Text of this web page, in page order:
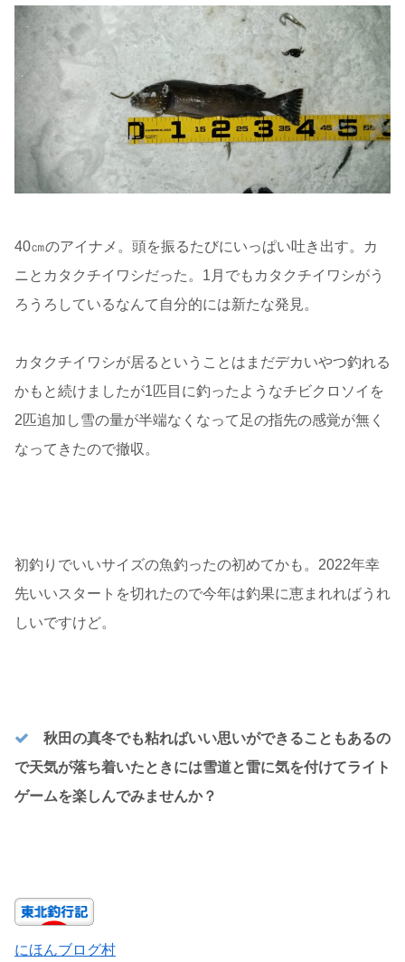
40㎝のアイナメ。頭を振るたびにいっぱい吐き出す。カ
ニとカタクチイワシだった。1月でもカタクチイワシがう
ろうろしているなんて自分的には新たな発見。
カタクチイワシが居るということはまだデカいやつ釣れる
かもと続けましたが1匹目に釣ったようなチビクロソイを
2匹追加し雪の量が半端なくなって足の指先の感覚が無く
なってきたので撤収。
初釣りでいいサイズの魚釣ったの初めてかも。2022年幸
先いいスタートを切れたので今年は釣果に恵まれればうれ
しいですけど。
秋田の真冬でも粘ればいい思いができることもあるの
で天気が落ち着いたときには雪道と雷に気を付けてライト
ゲームを楽しんでみませんか？
にほんブログ村